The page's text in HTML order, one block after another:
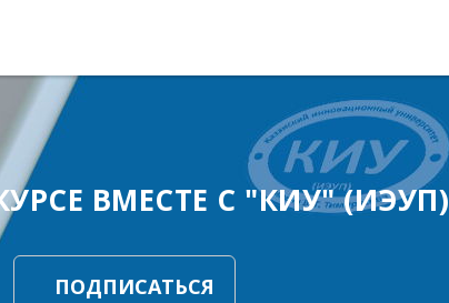
ВМЕСТЕ С "КИУ" (ИЭУП)
ПОДПИСАТЬСЯ